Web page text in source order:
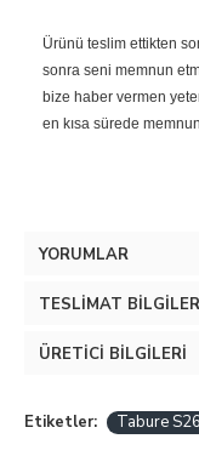
Ürünü teslim ettikten
sonra seni memnun
bize haber vermen
en kısa sürede
YORUMLAR
TESLIMAT
ÜRETICI BILGILERI
Etiketler: Tabure S26